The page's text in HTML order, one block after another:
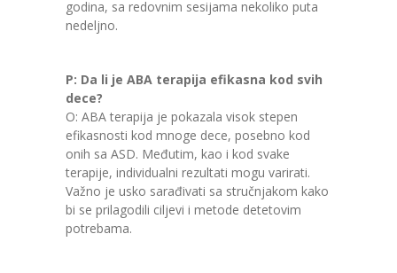
godina, sa redovnim sesijama nekoliko puta
nedeljno.
P: Da li je ABA terapija efikasna kod svih
dece?
O: ABA terapija je pokazala visok stepen
efikasnosti kod mnoge dece, posebno kod
onih sa ASD. Međutim, kao i kod svake
terapije, individualni rezultati mogu varirati.
Važno je usko sarađivati sa stručnjakom kako
bi se prilagodili ciljevi i metode detetovim
potrebama.